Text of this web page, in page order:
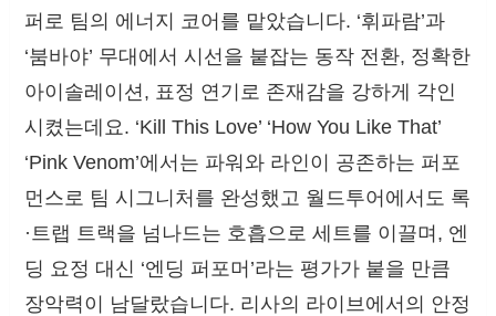
퍼로 팀의 에너지 코어를 맡았습니다. ‘휘파람’과
‘붐바야’ 무대에서 시선을 붙잡는 동작 전환, 정확한
아이솔레이션, 표정 연기로 존재감을 강하게 각인
시켰는데요. ‘Kill This Love’ ‘How You Like That’
‘Pink Venom’에서는 파워와 라인이 공존하는 퍼포
먼스로 팀 시그니처를 완성했고 월드투어에서도 록
·트랩 트랙을 넘나드는 호흡으로 세트를 이끌며, 엔
딩 요정 대신 ‘엔딩 퍼포머’라는 평가가 붙을 만큼
장악력이 남달랐습니다. 리사의 라이브에서의 안정